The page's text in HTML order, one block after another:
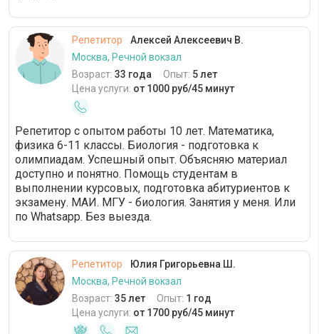
Репетитор
Алексей Алексеевич В.
Москва, Речной вокзал
Возраст: 33 года Опыт: 5 лет
Цена услуги: от 1000 руб/45 минут
Репетитор с опытом работы 10 лет. Математика,
физика 6-11 классы. Биология - подготовка к
олимпиадам. Успешный опыт. Объясняю материал
доступно и понятно. Помощь студентам в
выполнении курсовых, подготовка абитуриентов к
экзамену. МАИ. МГУ - биология. Занятия у меня. Или
по Whatsapp. Без выезда.
Репетитор
Юлия Григорьевна Ш.
Москва, Речной вокзал
Возраст: 35 лет Опыт: 1 год
Цена услуги: от 1700 руб/45 минут